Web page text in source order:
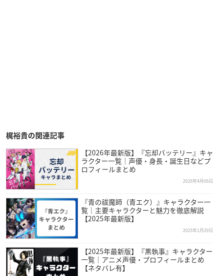
梶裕貴の関連記事
【2026年最新版】『忘却バッテリー』キャ
ラクター一覧｜声優・身長・誕生日などプ
ロフィールまとめ
2026年4月06日
『青の祓魔師（青エク）』キャラクター一
覧｜主要キャラクターと魅力を徹底解説
【2025年最新版】
2025年1月29日
【2025年最新版】『黒執事』キャラクター
一覧｜アニメ声優・プロフィールまとめ
【ネタバレ有】